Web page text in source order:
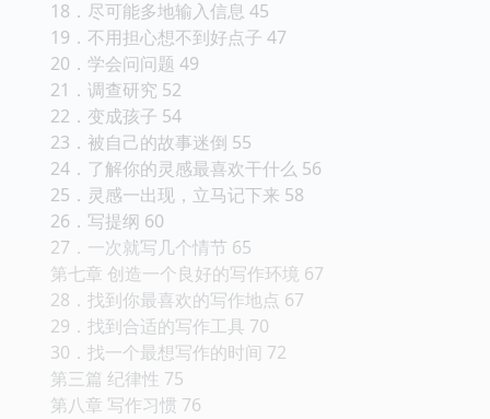
18．尽可能多地输入信息 45
19．不用担心想不到好点子 47
20．学会问问题 49
21．调查研究 52
22．变成孩子 54
23．被自己的故事迷倒 55
24．了解你的灵感最喜欢干什么 56
25．灵感一出现，立马记下来 58
26．写提纲 60
27．一次就写几个情节 65
第七章 创造一个良好的写作环境 67
28．找到你最喜欢的写作地点 67
29．找到合适的写作工具 70
30．找一个最想写作的时间 72
第三篇 纪律性 75
第八章 写作习惯 76